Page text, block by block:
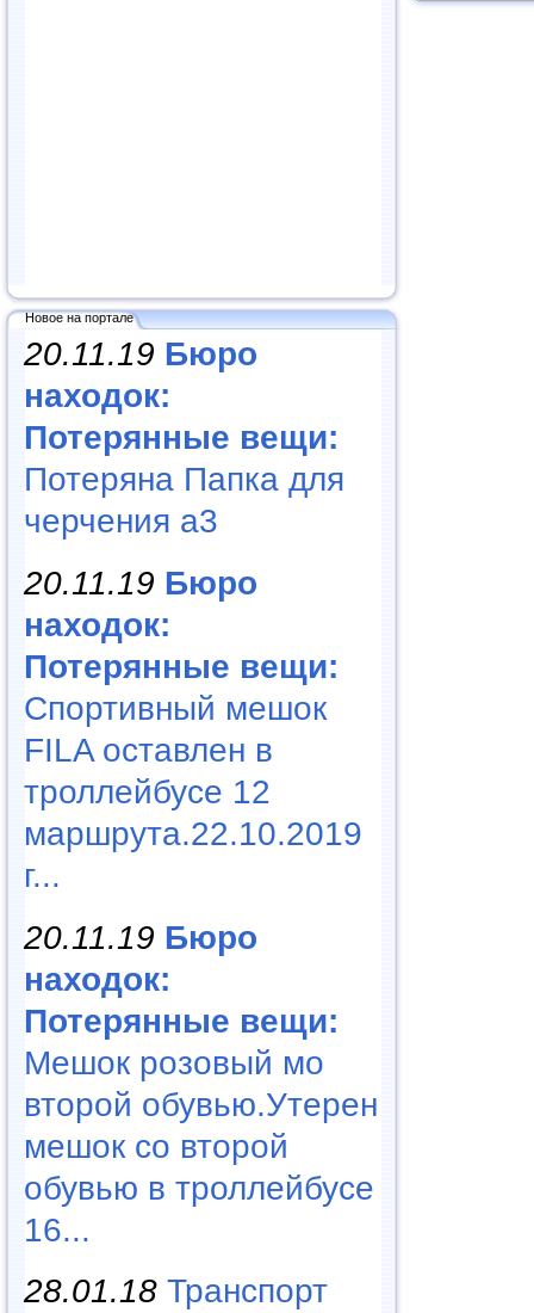
Новое на портале
20.11.19 Бюро
находок:
Потерянные вещи:
Потеряна Папка для
черчения а3
20.11.19 Бюро
находок:
Потерянные вещи:
Спортивный мешок
FILA оставлен в
троллейбусе 12
маршрута.22.10.2019
г...
20.11.19 Бюро
находок:
Потерянные вещи:
Мешок розовый мо
второй обувью.Утерен
мешок со второй
обувью в троллейбусе
16...
28.01.18 Транспорт